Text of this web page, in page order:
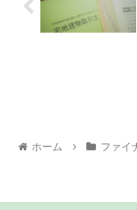
ホーム ファイ